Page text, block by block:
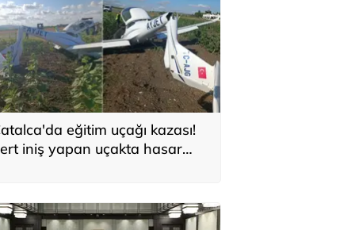
eğitim uçağı kazası!
iniş yapan uçakta hasar